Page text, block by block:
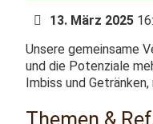
13. März 2025
Unsere gemeinsame
und die Potenziale
Imbiss und